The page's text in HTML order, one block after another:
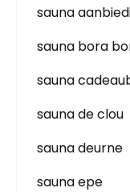
sauna
sauna bora
sauna
sauna de clou
sauna deurne
sauna epe